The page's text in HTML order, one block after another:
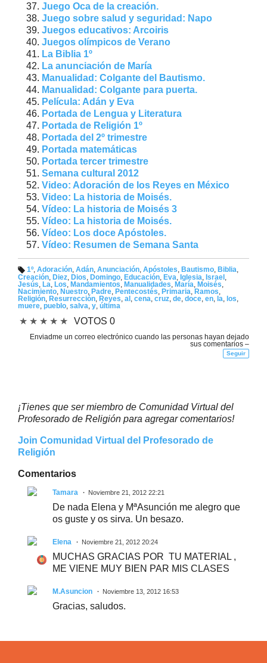
Juego Oca de la creación.
Juego sobre salud y seguridad: Napo
Juegos educativos: Arcoiris
Juegos olímpicos de Verano
La Biblia 1º
La anunciación de María
Manualidad: Colgante del Bautismo.
Manualidad: Colgante para puerta.
Película: Adán y Eva
Portada de Lengua y Literatura
Portada de Religión 1º
Portada del 2º trimestre
Portada matemáticas
Portada tercer trimestre
Semana cultural 2012
Video: Adoración de los Reyes en México
Video: La historia de Moisés.
Vídeo: La historia de Moisés 3
Vídeo: La historia de Moisés.
Vídeo: Los doce Apóstoles.
Vídeo: Resumen de Semana Santa
Et
iq
u
et
a
1º, Adoración Adán Anunciación Apóstoles Bautismo Biblia
Creación Diez Dios Domingo Educación Eva Iglesia Israel
Jesús La Los Mandamientos Manualidades María Moisés
Nacimiento Nuestro Padre Pentecostés Primaria Ramos
Religión Resurrección Reyes al cena cruz de doce en la los
muere pueblo salva y última
★ ★ ★ ★ ★ VOTOS 0
Enviadme un correo electrónico cuando las personas hayan dejado
sus comentarios –
Seguir
¡Tienes que ser miembro de Comunidad Virtual del
Profesorado de Religión para agregar comentarios!
Join Comunidad Virtual del Profesorado de
Religión
Comentarios
Tamara Noviembre 21, 2012 22:21
De nada Elena y MªAsunción me alegro que
os guste y os sirva. Un besazo.
Elena Noviembre 21, 2012 20:24
MUCHAS GRACIAS POR TU MATERIAL ,
ME VIENE MUY BIEN PAR MIS CLASES
M.Asuncion Noviembre 13, 2012 16:53
Gracias, saludos.